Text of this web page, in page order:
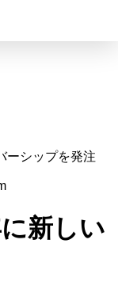
ーシップを発注
新しい